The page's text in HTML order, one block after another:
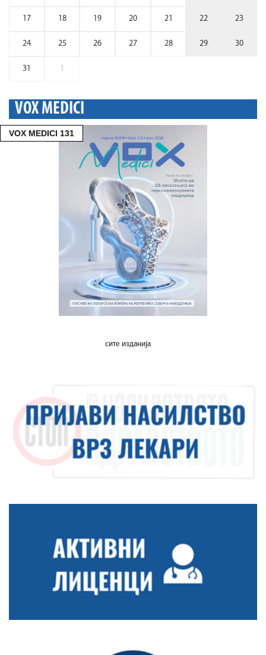
17 18 19 20 21 22 23
24 25 26 27 28 29 30
31 1
VOX MEDICI
VOX MEDICI 131
сите изданија